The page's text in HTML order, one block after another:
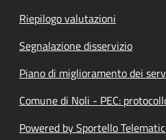
Riepilogo valutazioni
Segnalazione disservizio
Piano di miglioramento dei
Comune di Noli - PEC:
Powered by Sportello